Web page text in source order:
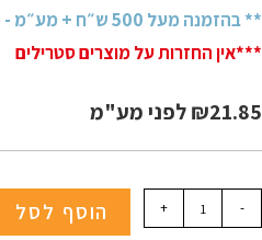
** בהזמנה מעל 500 ש״ח + מע״מ - משלוח חינם!
***אין החזרות על מוצרים סטרילים
₪21.85 לפני מע"מ
-
+ הוסף לסל